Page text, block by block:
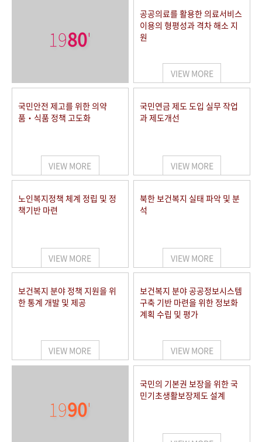
1980'
공공의료를 활용한 의료서비스
이용의 형평성과 격차 해소 지
원
VIEW MORE
국민안전 제고를 위한 의약
품‧식품 정책 고도화
VIEW MORE
국민연금 제도 도입 실무 작업
과 제도개선
VIEW MORE
노인복지정책 체계 정립 및 정
책기반 마련
VIEW MORE
북한 보건복지 실태 파악 및 분
석
VIEW MORE
보건복지 분야 정책 지원을 위
한 통계 개발 및 제공
VIEW MORE
보건복지 분야 공공정보시스템
구축 기반 마련을 위한 정보화
계획 수립 및 평가
VIEW MORE
1990'
국민의 기본권 보장을 위한 국
민기초생활보장제도 설계